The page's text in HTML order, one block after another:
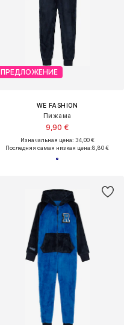
ПРЕДЛОЖЕНИЕ
WE FASHION
Пижама
9,90 €
Изначальная цена: 34,00 €
Последняя самая низкая цена:8,80 €